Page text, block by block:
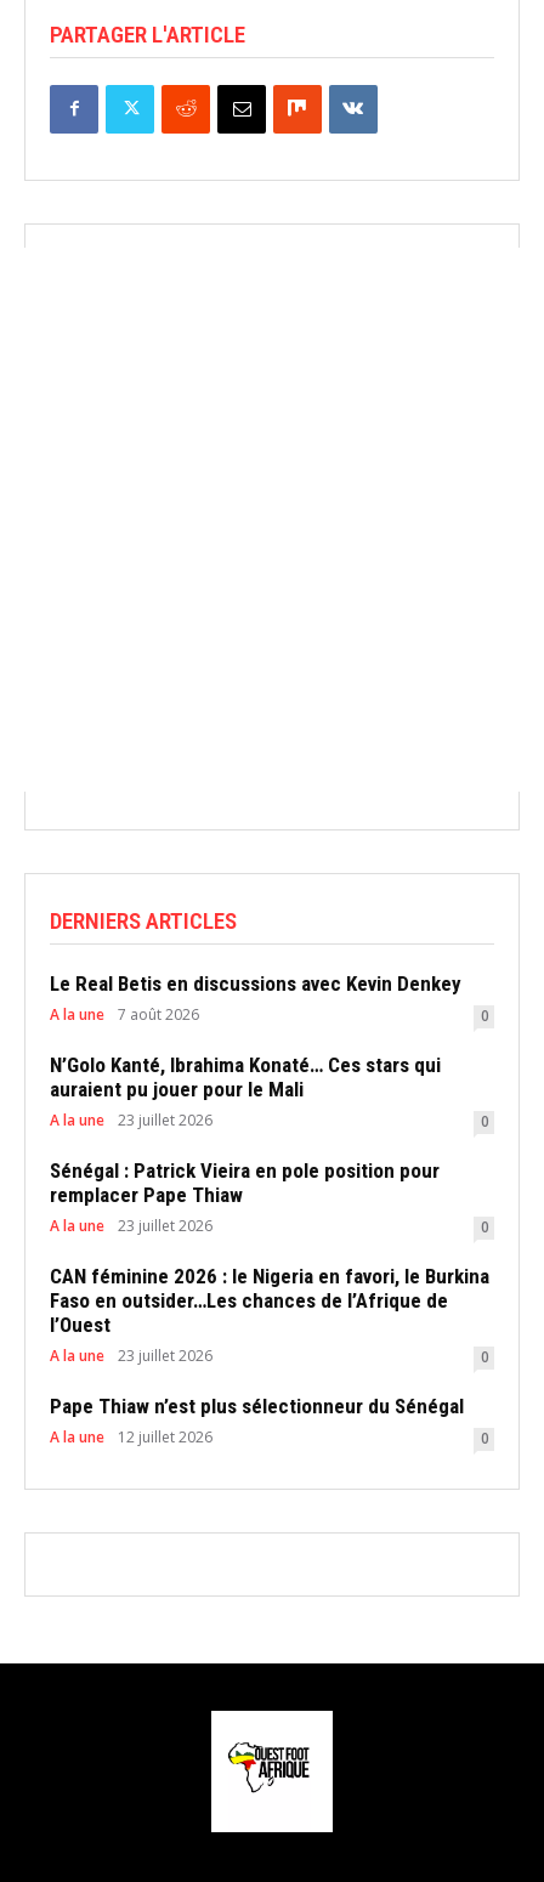
PARTAGER L'ARTICLE
DERNIERS ARTICLES
Le Real Betis en discussions avec Kevin Denkey
A la une 7 août 2026 0
N’Golo Kanté, Ibrahima Konaté… Ces stars qui
auraient pu jouer pour le Mali
A la une 23 juillet 2026 0
Sénégal : Patrick Vieira en pole position pour
remplacer Pape Thiaw
A la une 23 juillet 2026 0
CAN féminine 2026 : le Nigeria en favori, le Burkina
Faso en outsider…Les chances de l’Afrique de
l’Ouest
A la une 23 juillet 2026 0
Pape Thiaw n’est plus sélectionneur du Sénégal
A la une 12 juillet 2026 0